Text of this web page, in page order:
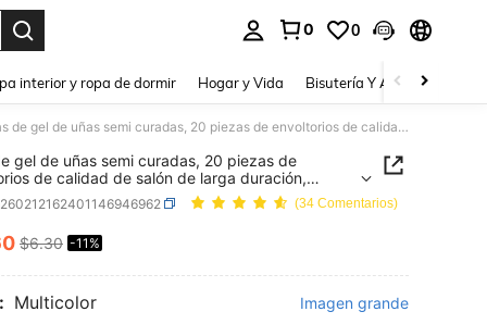
0 0
interior y ropa de dormir Hogar y Vida Bisutería Y Accesorios
Tiras de gel de uñas semi curadas, 20 piezas de envoltorios de calidad de salón de larga duración, pegatinas de gel de uñas de fácil aplicación y remoción con luz UV
gel de uñas semi curadas, 20 piezas de
de calidad de salón de larga duración,
de gel de uñas de fácil aplicación y remoción
UV
(34 Comentarios)
AND AVAILABILITY
$6.30 -11%
Multicolor Imagen grande